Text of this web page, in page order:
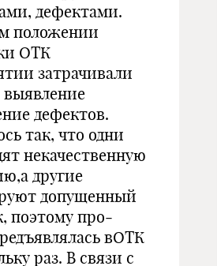
дефектами.
положении
ОТК
затрачивали
дефектов.
так, что одни
некачественную
другие
допущенный
поэтому про­
вОТК
раз. В связи с